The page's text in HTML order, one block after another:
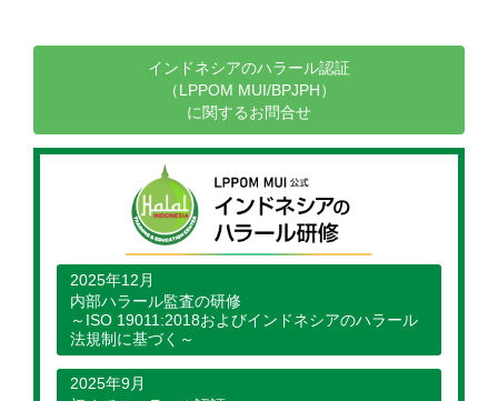
インドネシアのハラール認証
（LPPOM MUI/BPJPH）
に関するお問合せ
2025年12月
内部ハラール監査の研修
～ISO 19011:2018およびインドネシアのハラール
法規制に基づく～
2025年9月